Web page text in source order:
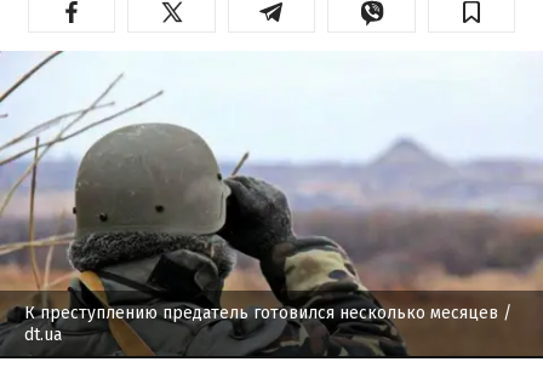
К преступлению предатель готовился несколько месяцев /
dt.ua